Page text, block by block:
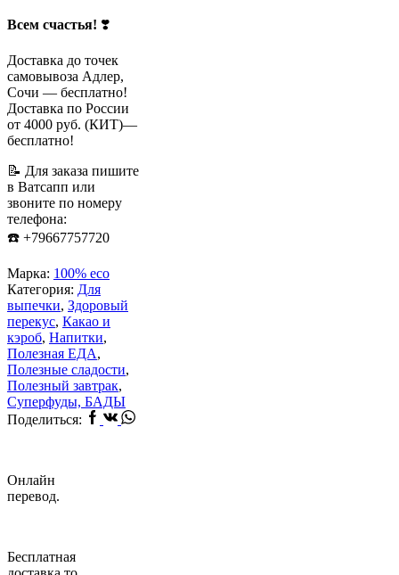
Всем счастья! ❣️
Доставка до точек
самовывоза Адлер,
Сочи — бесплатно!
Доставка по России
от 4000 руб. (КИТ)—
бесплатно!
📝 Для заказа пишите
в Ватсапп или
звоните по номеру
телефона:
☎️ +79667757720
Марка: 100% eco
Категория: Для
выпечки, Здоровый
перекус, Какао и
кэроб, Напитки,
Полезная ЕДА,
Полезные сладости,
Полезный завтрак,
Суперфуды, БАДЫ
Поделиться: Facebook
Vk Whatsapp
Онлайн
перевод.
Бесплатная